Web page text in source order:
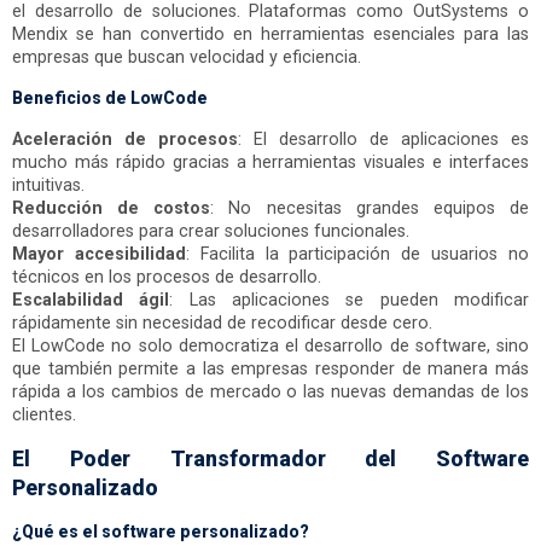
el desarrollo de soluciones. Plataformas como OutSystems o
Mendix se han convertido en herramientas esenciales para las
empresas que buscan velocidad y eficiencia.
Beneficios de LowCode
Aceleración de procesos: El desarrollo de aplicaciones es
mucho más rápido gracias a herramientas visuales e interfaces
intuitivas.
Reducción de costos: No necesitas grandes equipos de
desarrolladores para crear soluciones funcionales.
Mayor accesibilidad : Facilita la participación de usuarios no
técnicos en los procesos de desarrollo.
Escalabilidad ágil : Las aplicaciones se pueden modificar
rápidamente sin necesidad de recodificar desde cero.
El LowCode no solo democratiza el desarrollo de software, sino
que también permite a las empresas responder de manera más
rápida a los cambios de mercado o las nuevas demandas de los
clientes.
El Poder Transformador del Software
Personalizado
¿Qué es el software personalizado?